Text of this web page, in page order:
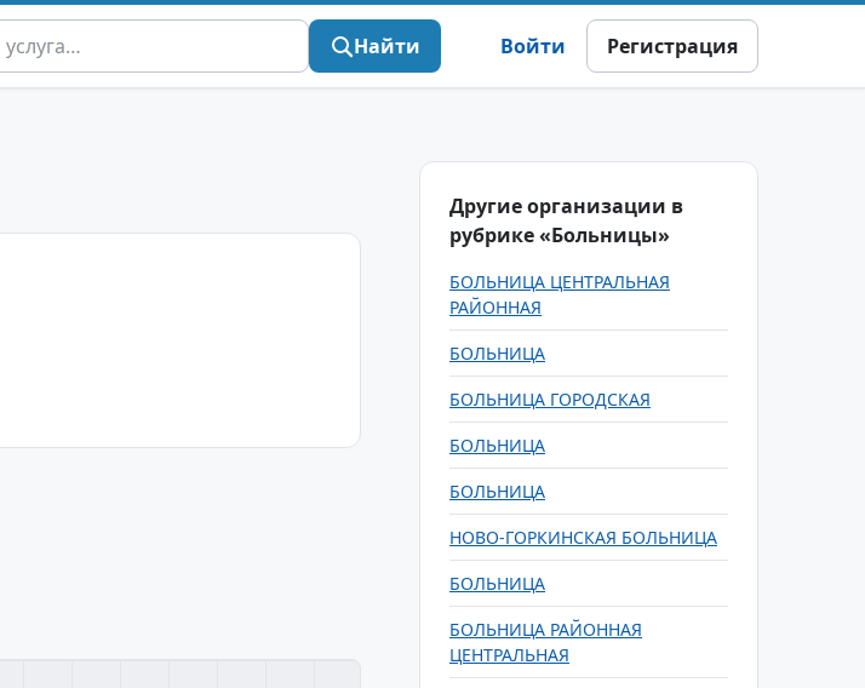
Найти Войти Регистрация
Другие организации в
рубрике «Больницы»
БОЛЬНИЦА ЦЕНТРАЛЬНАЯ
РАЙОННАЯ
БОЛЬНИЦА
БОЛЬНИЦА ГОРОДСКАЯ
БОЛЬНИЦА
БОЛЬНИЦА
НОВО-ГОРКИНСКАЯ БОЛЬНИЦА
БОЛЬНИЦА
БОЛЬНИЦА РАЙОННАЯ
ЦЕНТРАЛЬНАЯ